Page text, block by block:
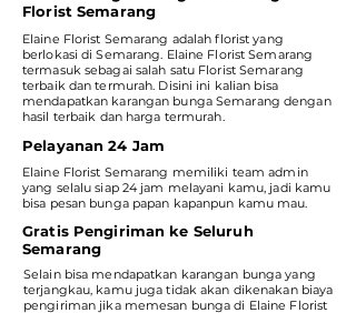
Florist Semarang
Elaine Florist Semarang adalah florist yang
berlokasi di Semarang. Elaine Florist Semarang
termasuk sebagai salah satu Florist Semarang
terbaik dan termurah. Disini ini kalian bisa
mendapatkan karangan bunga Semarang dengan
hasil terbaik dan harga termurah.
Pelayanan 24 Jam
Elaine Florist Semarang memiliki team admin
yang selalu siap 24 jam melayani kamu, jadi kamu
bisa pesan bunga papan kapanpun kamu mau.
Gratis Pengiriman ke Seluruh
Semarang
Selain bisa mendapatkan karangan bunga yang
terjangkau, kamu juga tidak akan dikenakan biaya
pengiriman jika memesan bunga di Elaine Florist